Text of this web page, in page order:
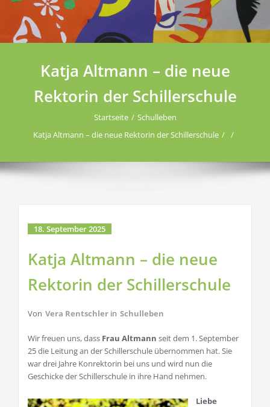
Katja Altmann – die neue
Rektorin der Schillerschule
Startseite
Schulleben
Katja Altmann – die neue Rektorin der Schillerschule
18. September 2025
Katja Altmann – die neue
Rektorin der Schillerschule
Von Vera Rentschler in Schulleben
Wir freuen uns, dass Frau Altmann seit dem 1. September
25 die Leitung an der Schillerschule übernommen hat. Sie
war drei Jahre Konrektorin bei uns und wird nun die
Geschicke der Schillerschule in ihre Hand nehmen.
Liebe